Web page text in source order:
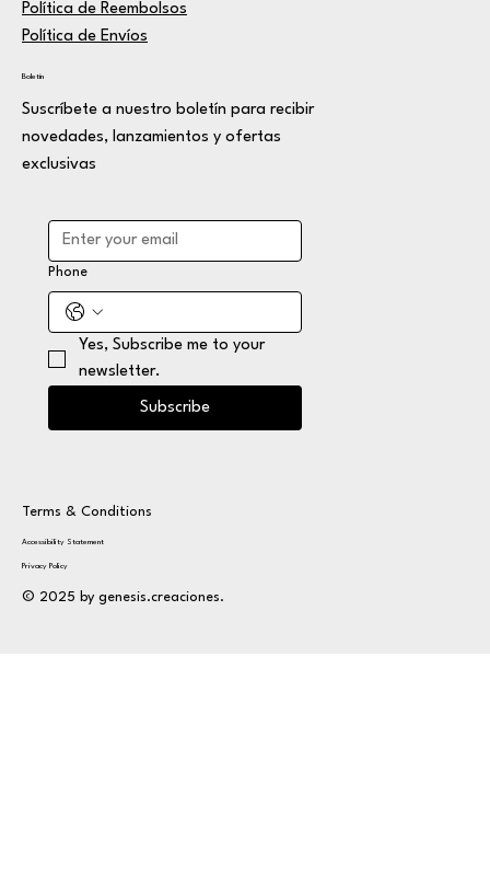
Política de Reembolsos
Política de Envíos
Boletín
Suscríbete a nuestro boletín para recibir
novedades, lanzamientos y ofertas
exclusivas
Phone
Yes, Subscribe me to your
newsletter.
Subscribe
Terms & Conditions
Privacy Policy
Accessibility Statement
© 2025 by genesis.creaciones.